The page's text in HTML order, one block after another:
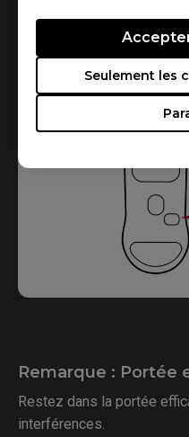
Seulement les
Remarque : Portée
Restez dans la portée
interférences.